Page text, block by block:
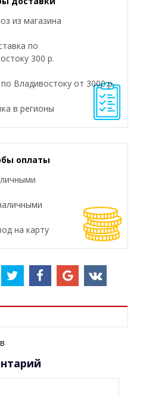
из магазина
по
300 р.
Владивостоку от 3000 р.
в регионы
оплаты
на карту